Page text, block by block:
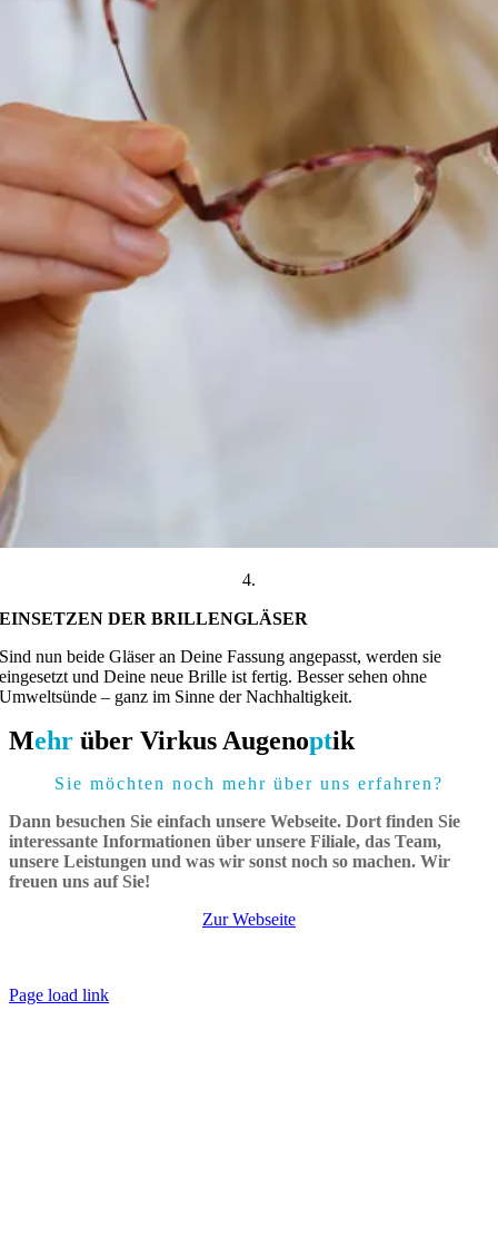
4.
EINSETZEN DER BRILLENGLÄSER
Sind nun beide Gläser an Deine Fassung angepasst, werden sie
eingesetzt und Deine neue Brille ist fertig. Besser sehen ohne
Umweltsünde – ganz im Sinne der Nachhaltigkeit.
Mehr über Virkus Augenoptik
Sie möchten noch mehr über uns erfahren?
Dann besuchen Sie einfach unsere Webseite. Dort finden Sie
interessante Informationen über unsere Filiale, das Team,
unsere Leistungen und was wir sonst noch so machen. Wir
freuen uns auf Sie!
Zur Webseite
Page load link